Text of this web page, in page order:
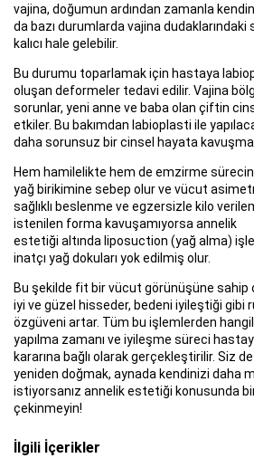
vajina, doğumun ardından zamanla
da bazı durumlarda vajina
kalıcı hale gelebilir.
Bu durumu toparlamak için hastaya
oluşan deformeler tedavi edilir. Vajina
sorunlar, yeni anne ve baba olan çiftin
etkiler. Bu bakımdan labioplasti ile
daha sorunsuz bir cinsel hayata
Hem hamilelikte hem de emzirme
yağ birikimine sebep olur ve vücut
sağlıklı beslenme ve egzersizle kilo
istenilen forma kavuşamıyorsa annelik
estetiği altında liposuction (yağ alma)
inatçı yağ dokuları yok edilmiş olur.
Bu şekilde fit bir vücut görünüşüne sahip
iyi ve güzel hisseder, bedeni iyileştiği gibi
özgüveni artar. Tüm bu işlemlerden
yapılma zamanı ve iyileşme süreci
kararına bağlı olarak gerçekleştirilir. Siz
yeniden doğmak, aynada kendinizi daha
istiyorsanız annelik estetiği konusunda
çekinmeyin!
İlgili İçerikler